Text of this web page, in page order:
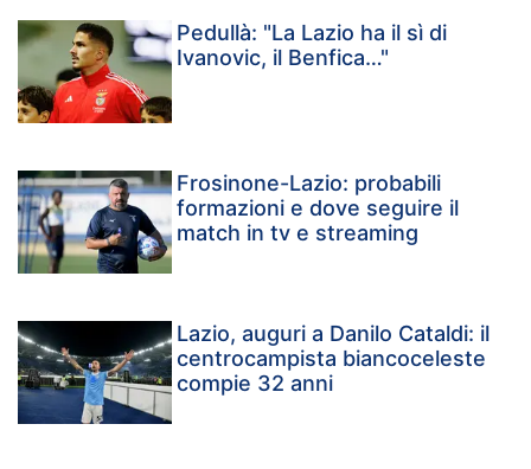
Pedullà: "La Lazio ha il sì di
Ivanovic, il Benfica…"
Frosinone-Lazio: probabili
formazioni e dove seguire il
match in tv e streaming
Lazio, auguri a Danilo Cataldi: il
centrocampista biancoceleste
compie 32 anni